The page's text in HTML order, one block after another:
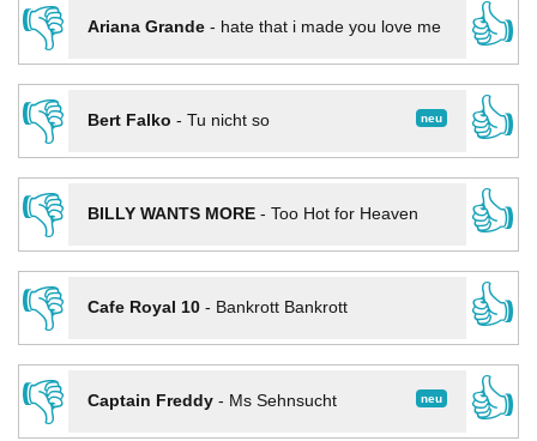
👎
Ariana Grande- hate that i made you love me
👍
👎
neu
Bert Falko - Tu nicht so
👍
👎
BILLY WANTS MORE- Too Hot for Heaven
👍
👎
Cafe Royal 10- Bankrott Bankrott
👍
👎
neu
Captain Freddy- Ms Sehnsucht
👍